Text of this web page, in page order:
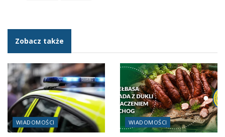
Zobacz także
WIADOMOŚCI WIADOMOŚCI